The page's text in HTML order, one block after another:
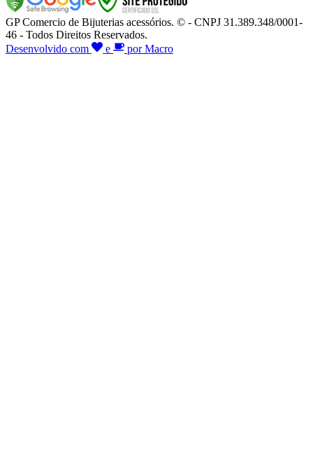
GP Comercio de Bijuterias acessórios. © - CNPJ 31.389.348/0001-
46 - Todos Direitos Reservados.
Desenvolvido com
e por Macro